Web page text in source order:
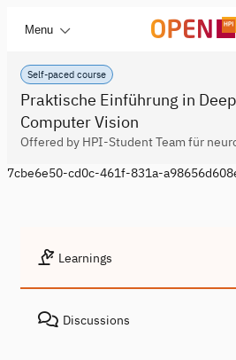
Menu
Self-paced course
Praktische Einführung in
Computer Vision
Offered by HPI-Student Team für
7cbe6e50-cd0c-461f-831a-
Learnings
Discussions